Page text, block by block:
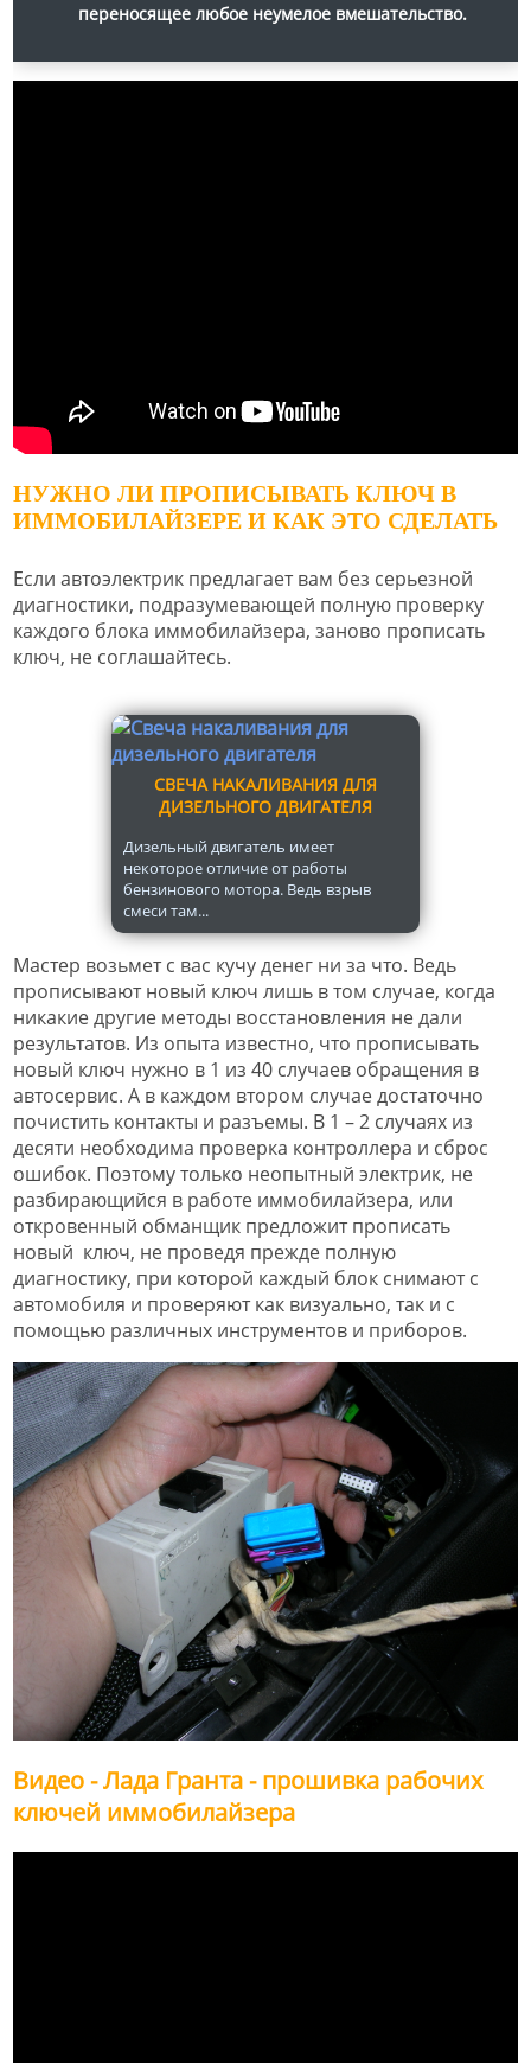
переносящее любое неумелое вмешательство.
НУЖНО ЛИ ПРОПИСЫВАТЬ КЛЮЧ В
ИММОБИЛАЙЗЕРЕ И КАК ЭТО СДЕЛАТЬ
Если автоэлектрик предлагает вам без серьезной
диагностики, подразумевающей полную проверку
каждого блока иммобилайзера, заново прописать
ключ, не соглашайтесь.
СВЕЧА НАКАЛИВАНИЯ ДЛЯ
ДИЗЕЛЬНОГО ДВИГАТЕЛЯ
Дизельный двигатель имеет
некоторое отличие от работы
бензинового мотора. Ведь взрыв
смеси там...
Мастер возьмет с вас кучу денег ни за что. Ведь
прописывают новый ключ лишь в том случае, когда
никакие другие методы восстановления не дали
результатов. Из опыта известно, что прописывать
новый ключ нужно в 1 из 40 случаев обращения в
автосервис. А в каждом втором случае достаточно
почистить контакты и разъемы. В 1 – 2 случаях из
десяти необходима проверка контроллера и сброс
ошибок. Поэтому только неопытный электрик, не
разбирающийся в работе иммобилайзера, или
откровенный обманщик предложит прописать
новый ключ, не проведя прежде полную
диагностику, при которой каждый блок снимают с
автомобиля и проверяют как визуально, так и с
помощью различных инструментов и приборов.
Видео - Лада Гранта - прошивка рабочих
ключей иммобилайзера